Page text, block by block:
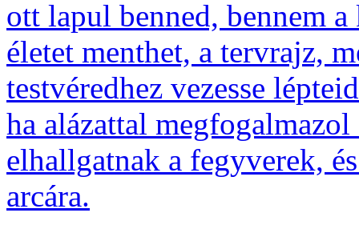
ott lapul benned, bennem
életet menthet, a tervrajz,
testvéredhez vezesse
ha alázattal
elhallgatnak a fegyverek,
arcára.